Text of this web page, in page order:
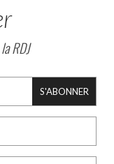
RDJ
S'ABONNER